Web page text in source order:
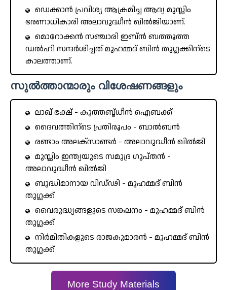
ഡെക്കാൻ പ്രവിശ്യ ആക്രമിച്ച ആദ്യ മുസ്ലിം
ഭരണാധികാരി അലാവുദ്ധീൻ ഖിൽജിയാണ്.
മൊറോക്കൻ സഞ്ചാരി ഇബ്ൻ ബത്തൂത്ത
ഡൽഹി സന്ദർശിച്ചത് മുഹമ്മദ് ബിൻ തുഗ്ലക്കിന്ടെ
കാലത്താണ്.
സുൽത്താന്മാരും വിശേഷണങ്ങളും
ലാഖ്‌ ഭക്ഷ് - കുത്തബ്ദ്ധീൻ ഐബക്ക്
ദൈവത്തിന്ടെ പ്രതിരൂപം - ബാൽബൻ
രണ്ടാം അലക്‌സാണ്ടർ - അലാവുദ്ധീൻ ഖിൽജി
മുസ്ലിം ഇന്ത്യയുടെ സമുദ്ര ഗുപ്തൻ -
അലാവുദ്ധീൻ ഖിൽജി
ബുദ്ധിമാനായ വിഡ്ഢി - മുഹമ്മദ് ബിൻ
തുഗ്ലക്ക്
വൈരുദ്ധ്യങ്ങളുടെ സങ്കലനം - മുഹമ്മദ് ബിൻ
തുഗ്ലക്ക്
നിർമിതികളുടെ രാജകുമാരൻ - മുഹമ്മദ് ബിൻ
തുഗ്ലക്ക്
More Study Materials